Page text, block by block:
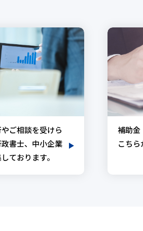
ご相談を受けら
書士、中小企業
ております。
補助金
こちら